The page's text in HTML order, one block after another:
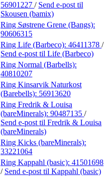
56901227 / Send e-post til
Skousen (bamix)
Ring Søstrene Grene (Bangs):
90606315
Ring Life (Barbeco): 46411378 /
Send e-post til Life (Barbeco)
Ring Normal (Barbells):
40810207
Ring Kinsarvik Naturkost
(Barebells): 56913620
Ring Fredrik & Louisa
(bareMinerals): 90487135 /
Send e-post til Fredrik & Louisa
(bareMinerals)
Ring Kicks (bareMinerals):
33221064
Ring Kappahl (basic): 41501698
/ Send e-post til Kappahl (basic)